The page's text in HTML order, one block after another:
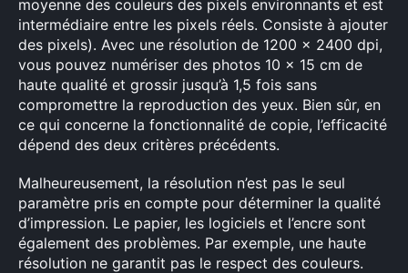
moyenne des couleurs des pixels environnants et est
intermédiaire entre les pixels réels. Consiste à ajouter
des pixels). Avec une résolution de 1200 x 2400 dpi,
vous pouvez numériser des photos 10 x 15 cm de
haute qualité et grossir jusqu’à 1,5 fois sans
compromettre la reproduction des yeux. Bien sûr, en
ce qui concerne la fonctionnalité de copie, l’efficacité
dépend des deux critères précédents.
Malheureusement, la résolution n’est pas le seul
paramètre pris en compte pour déterminer la qualité
d’impression. Le papier, les logiciels et l’encre sont
également des problèmes. Par exemple, une haute
résolution ne garantit pas le respect des couleurs.